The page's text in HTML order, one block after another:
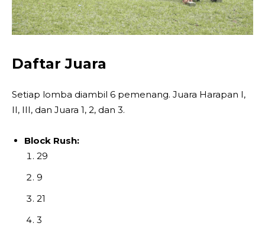
Daftar Juara
Setiap lomba diambil 6 pemenang. Juara Harapan I,
II, III, dan Juara 1, 2, dan 3.
Block Rush:
29
9
21
3